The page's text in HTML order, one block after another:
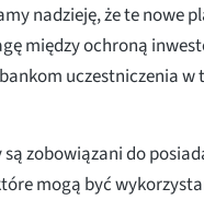
nadzieję, że te nowe
między ochroną
uczestniczenia w
zobowiązani do
mogą być